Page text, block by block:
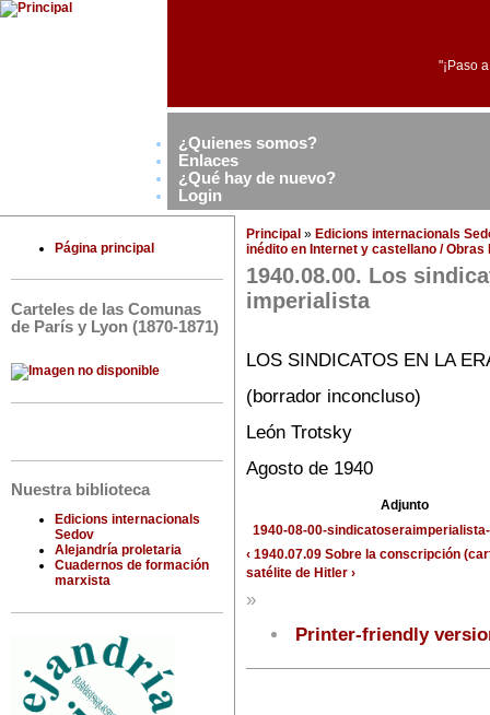
"¡Paso
¿Quienes somos?
Enlaces
¿Qué hay de nuevo?
Login
Página principal
Carteles de las Comunas
de París y Lyon (1870-1871)
Nuestra biblioteca
Edicions internacionals
Sedov
Alejandría proletaria
Cuadernos de formación
marxista
Principal » Edicions internacionals
inédito en Internet y castellano / Obras
1940.08.00. Los
imperialista
LOS SINDICATOS EN LA
(borrador inconcluso)
León Trotsky
Agosto de 1940
Adjunto
1940-08-00-
‹ 1940.07.09 Sobre la conscripción
satélite de Hitler ›
»
Printer-friendly